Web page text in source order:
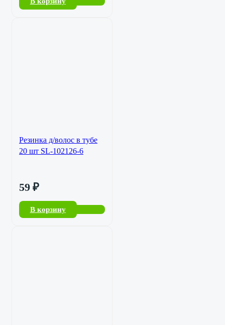
Резинка д/волос в тубе
20 шт SL-102126-6
59 ₽
В корзину